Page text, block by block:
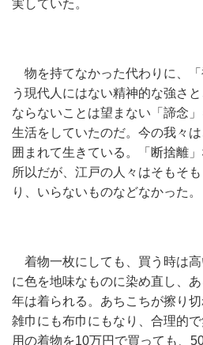
実していた。
物を持てなかった代わりに、
う現代人にはない精神的な強さ
ならないことは望まない「諦念
生活をしていたのだ。今の我々
囲まれて生きている。「断捨離
所以だが、江戸の人々はそもそ
り、いらないものなどなかった。
着物一枚にしても、買う時は
に色を地味なものに染め直し、
年は着られる。あちこちが擦り
雑巾にも布巾にもなり、合理的
用の着物を10万円で買っても、